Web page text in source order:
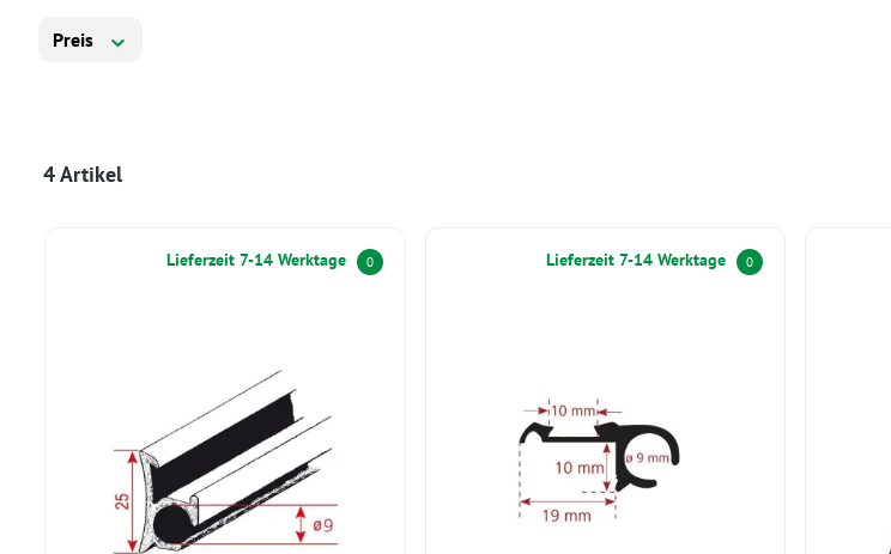
Preis
4 Artikel
Lieferzeit 7-14 Werktage 0 Lieferzeit 7-14 Werktage 0